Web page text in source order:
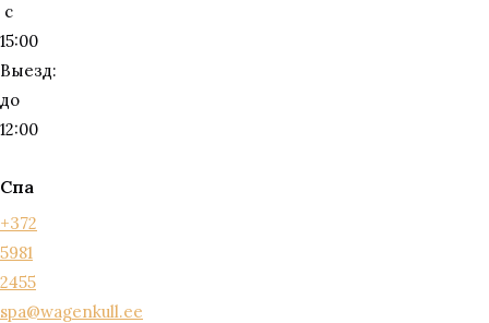
с
15:00
Выезд:
до
12:00
Спа
+372
5981
2455
spa@wagenkull.ee